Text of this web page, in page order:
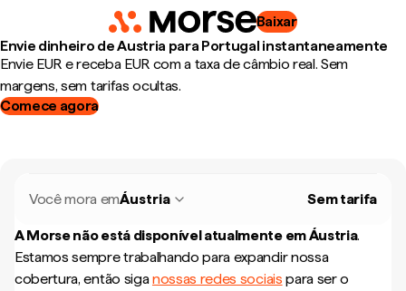
Baixar
Envie dinheiro de Austria para Portugal instantaneamente
Envie EUR e receba EUR com a taxa de câmbio real. Sem
margens, sem tarifas ocultas.
Comece agora
Você mora emÁustria Sem tarifa
A Morse não está disponível atualmente emÁustria.
Estamos sempre trabalhando para expandir nossa
cobertura, então siganossas redes sociais para ser o